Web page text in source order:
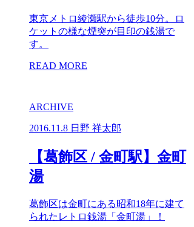
東京メトロ綾瀬駅から徒歩10分。ロ
ケットの様な煙突が目印の銭湯で
す。
READ MORE
ARCHIVE
2016.11.8 日野 祥太郎
【葛飾区 / 金町駅】金町
湯
葛飾区は金町にある昭和18年に建て
られたレトロ銭湯「金町湯」！